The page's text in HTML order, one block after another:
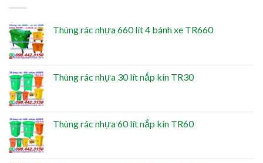
Thùng rác nhựa 660 lít 4 bánh xe TR660
Thùng rác nhựa 30 lít nắp kín TR30
Thùng rác nhựa 60 lít nắp kín TR60